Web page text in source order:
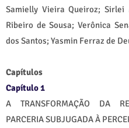
Samielly Vieira Queiroz;
Ribeiro de Sousa; Verônica
dos Santos; Yasmin Ferraz de
Capítulos
Capítulo 1
A TRANSFORMAÇÃO DA
PARCERIA SUBJUGADA À